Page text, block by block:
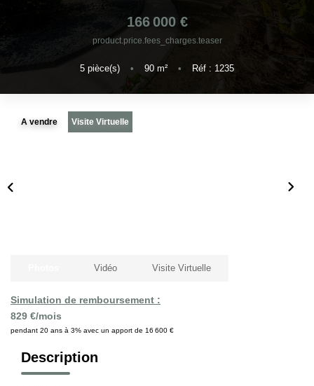
BLOG : NOS ACTUS IMMO !
L'AGENCE
Nos Valeurs
166 000 €
product.price.fees_charges.teaser
5 pièce(s) • 90 m² • Réf : 1235
A vendre Visite Virtuelle
Simulation de remboursement :
829 €/mois
pendant 20 ans à 3% avec un apport de 16 600 €
Vidéo Visite Virtuelle
Description